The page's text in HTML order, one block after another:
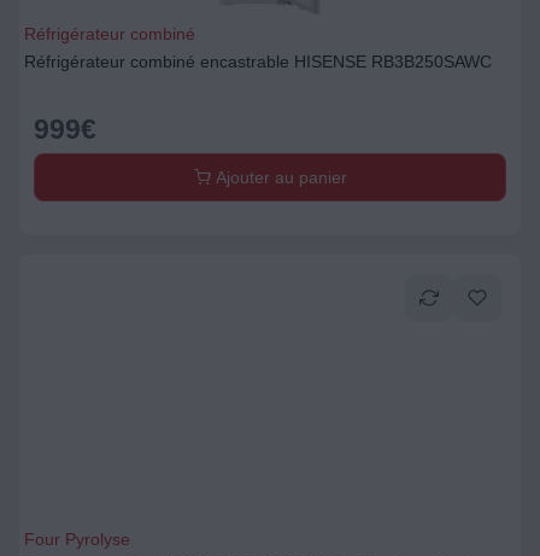
Réfrigérateur combiné
Réfrigérateur combiné encastrable HISENSE RB3B250SAWC
999€
Ajouter au panier
Four Pyrolyse